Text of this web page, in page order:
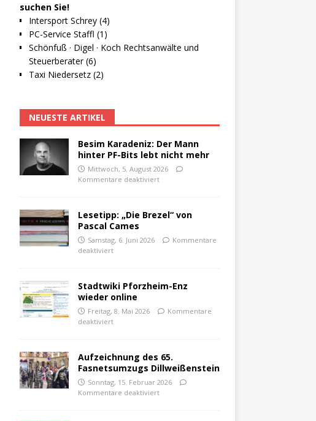
suchen Sie!
Intersport Schrey (4)
PC-Service Staffl (1)
Schönfuß · Digel · Koch Rechtsanwälte und
Steuerberater (6)
Taxi Niedersetz (2)
NEUESTE ARTIKEL
Besim Karadeniz: Der Mann
hinter PF-Bits lebt nicht mehr
Mittwoch, 5. August 2026
Kommentare deaktiviert
Lesetipp: „Die Brezel“ von
Pascal Cames
Samstag, 6. Juni 2026
Kommentare
deaktiviert
Stadtwiki Pforzheim-Enz
wieder online
Freitag, 8. Mai 2026
Kommentare
deaktiviert
Aufzeichnung des 65.
Fasnetsumzugs Dillweißenstein
Sonntag, 15. Februar 2026
Kommentare deaktiviert